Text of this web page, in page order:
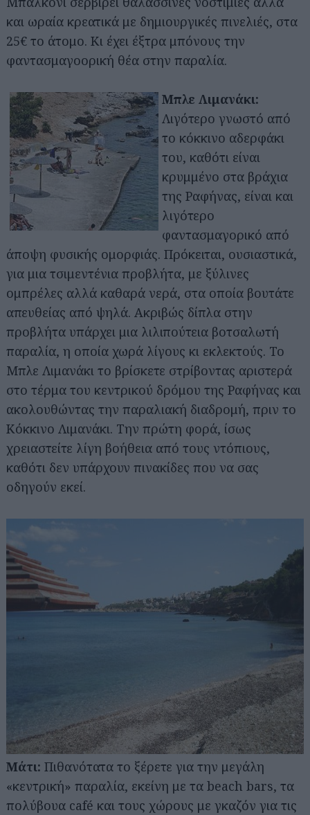
και ωραία κρεατικά με δημιουργικές πινελιές, στα
25€ το άτομο. Κι έχει έξτρα μπόνους την
φαντασμαγοορική θέα στην παραλία.
Μπλε Λιμανάκι:
Λιγότερο γνωστό από
το κόκκινο αδερφάκι
του, καθότι είναι
κρυμμένο στα βράχια
της Ραφήνας, είναι και
λιγότερο
φαντασμαγορικό από
άποψη φυσικής ομορφιάς. Πρόκειται, ουσιαστικά,
για μια τσιμεντένια προβλήτα, με ξύλινες
ομπρέλες αλλά καθαρά νερά, στα οποία βουτάτε
απευθείας από ψηλά. Ακριβώς δίπλα στην
προβλήτα υπάρχει μια λιλιπούτεια βοτσαλωτή
παραλία, η οποία χωρά λίγους κι εκλεκτούς. Το
Μπλε Λιμανάκι το βρίσκετε στρίβοντας αριστερά
στο τέρμα του κεντρικού δρόμου της Ραφήνας και
ακολουθώντας την παραλιακή διαδρομή, πριν το
Κόκκινο Λιμανάκι. Την πρώτη φορά, ίσως
χρειαστείτε λίγη βοήθεια από τους ντόπιους,
καθότι δεν υπάρχουν πινακίδες που να σας
οδηγούν εκεί.
Μάτι: Πιθανότατα το ξέρετε για την μεγάλη
«κεντρική» παραλία, εκείνη με τα beach bars, τα
πολύβουα café και τους χώρους με γκαζόν για τις